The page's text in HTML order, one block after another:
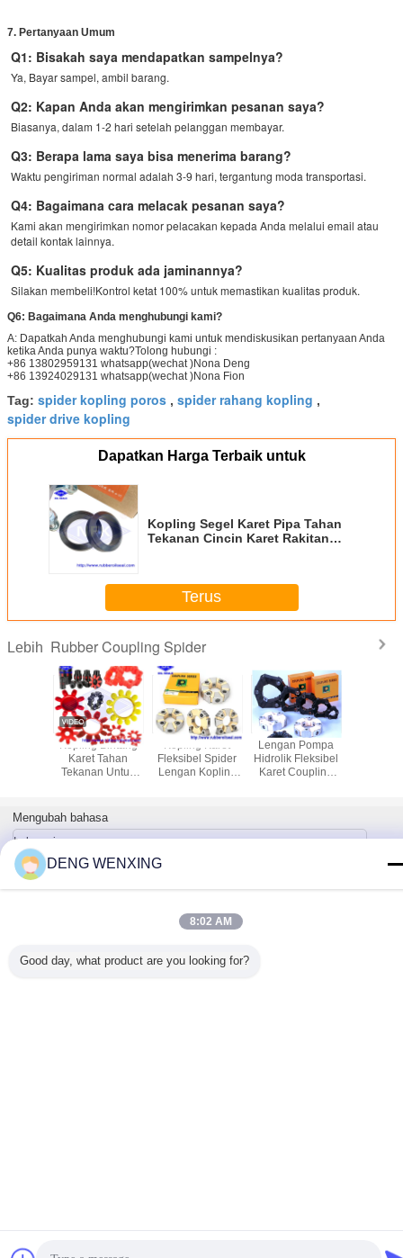
7. Pertanyaan Umum
Q1: Bisakah saya mendapatkan sampelnya?
Ya, Bayar sampel, ambil barang.
Q2: Kapan Anda akan mengirimkan pesanan saya?
Biasanya, dalam 1-2 hari setelah pelanggan membayar.
Q3: Berapa lama saya bisa menerima barang?
Waktu pengiriman normal adalah 3-9 hari, tergantung moda transportasi.
Q4: Bagaimana cara melacak pesanan saya?
Kami akan mengirimkan nomor pelacakan kepada Anda melalui email atau
detail kontak lainnya.
Q5: Kualitas produk ada jaminannya?
Silakan membeli!Kontrol ketat 100% untuk memastikan kualitas produk.
Q6: Bagaimana Anda menghubungi kami?
A: Dapatkah Anda menghubungi kami untuk mendiskusikan pertanyaan Anda
ketika Anda punya waktu?Tolong hubungi :
+86 13802959131 whatsapp(wechat )Nona Deng
+86 13924029131 whatsapp(wechat )Nona Fion
Tag: spider kopling poros , spider rahang kopling ,
spider drive kopling
Dapatkan Harga Terbaik untuk
Kopling Segel Karet Pipa Tahan
Tekanan Cincin Karet Rakitan
Terus
Lebih Rubber Coupling Spider
Kopling Bintang
Karet Tahan
Tekanan Untuk
Kopling Karet
Fleksibel Spider
Lengan Kopling
Lengan Pompa
Hidrolik Fleksibel
Karet Coupling
Mengubah bahasa
Indonesian
Hubungi kami|
DENG WENXING
8:02 AM
Good day, what product are you looking for?